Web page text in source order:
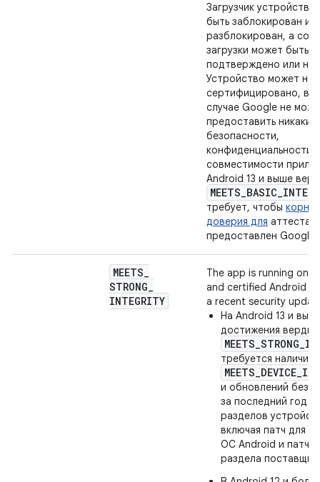
Загрузчик
быть заблокирован
разблокирован, а
загрузки может быть
подтверждено или
Устройство может не
сертифицировано, в
случае Google не
предоставить никаких
безопасности,
конфиденциальности
совместимости
Android 13 и выше
MEETS_BASIC_
требует, чтобы
доверия для
предоставлен Google.
MEETS_
STRONG_
INTEGRITY
The app is running on a
and certified Android
a recent security
На Android 13 и
достижения
требуется наличие
и обновлений
за последний год
разделов
включая патч для
ОС Android и патч
раздела